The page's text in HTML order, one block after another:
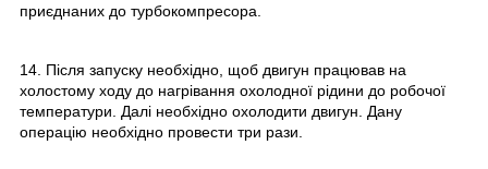
приєднаних до турбокомпресора.
14. Після запуску необхідно, щоб двигун працював на
холостому ходу до нагрівання охолодної рідини до робочої
температури. Далі необхідно охолодити двигун. Дану
операцію необхідно провести три рази.